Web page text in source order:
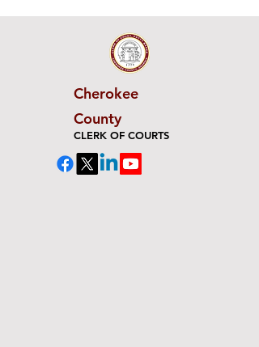
Cherokee
County
CLERK OF COURTS